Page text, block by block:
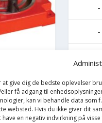
at give dig de bedste oplevelser
få adgang til
kan vi behandle data som
websted. Hvis du ikke giver dit
have en negativ indvirkning på
100A
kr.